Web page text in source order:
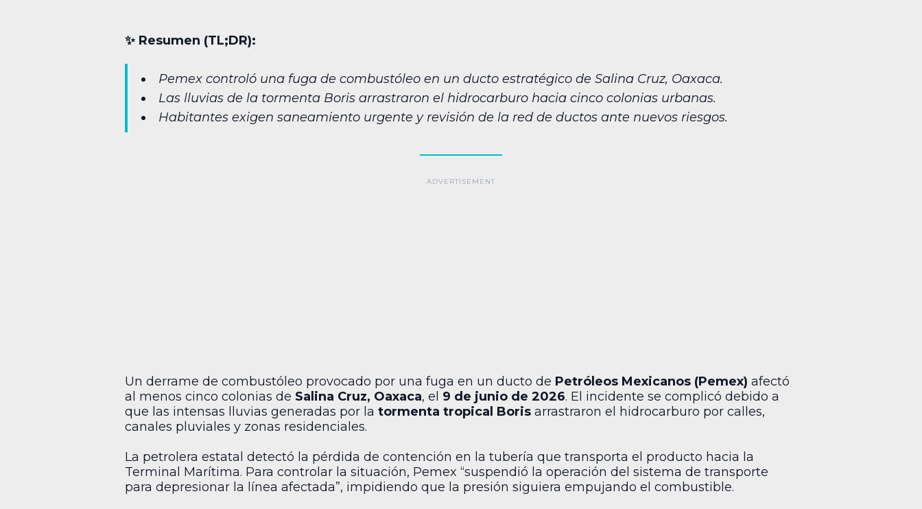
✨︎ Resumen (TL;DR):
Pemex controló una fuga de combustóleo en un ducto estratégico de Salina Cruz, Oaxaca.
Las lluvias de la tormenta Boris arrastraron el hidrocarburo hacia cinco colonias urbanas.
Habitantes exigen saneamiento urgente y revisión de la red de ductos ante nuevos riesgos.
Un derrame de combustóleo provocado por una fuga en un ducto de Petróleos Mexicanos (Pemex) afectó
al menos cinco colonias de Salina Cruz, Oaxaca, el 9 de junio de 2026. El incidente se complicó debido a
que las intensas lluvias generadas por la tormenta tropical Boris arrastraron el hidrocarburo por calles,
canales pluviales y zonas residenciales.
La petrolera estatal detectó la pérdida de contención en la tubería que transporta el producto hacia la
Terminal Marítima. Para controlar la situación, Pemex “suspendió la operación del sistema de transporte
para depresionar la línea afectada”, impidiendo que la presión siguiera empujando el combustible.